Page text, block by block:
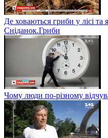
Де ховаються гриби у лісі
Сніданок.Гриби
Чому люди по-різному